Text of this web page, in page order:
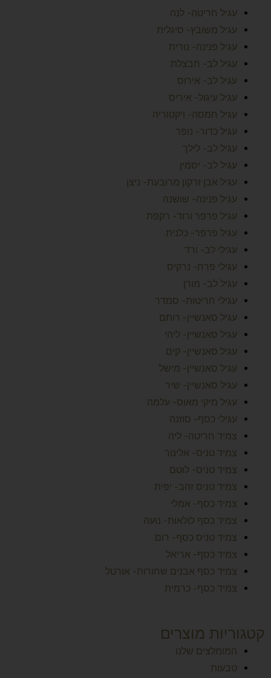
עגיל חריטה- לנה
עגיל משובץ- סיגלית
עגיל פנינה- נורית
עגיל לב- חבצלת
עגיל לב- אירוס
עגיל עיגול- איריס
עגיל חמסה- ויקטוריה
עגיל כדור- נופר
עגיל לב- לילך
עגיל לב- יסמין
עגיל אבן זרקון מרובעת- ניצן
עגיל פנינה- שושנה
עגיל פרפר ורוד- רקפת
עגיל פרפר- כלנית
עגילי לב- ורד
עגילי פרח- נרקיס
עגיל לב- מורן
עגילי חריטות- סמדר
עגיל סאנשיין- רותם
עגיל סאנשיין- ליהי
עגיל סאנשיין- קים
עגיל סאנשיין- מישל
עגיל סאנשיין- שיר
עגיל מיקי מאוס- עלמה
עגילי כסף- סוזנה
צמיד חריטה- ליה
צמיד טניס- אלינור
צמיד טניס- לוטם
צמיד טניס זהב- יפית
צמיד כסף- אמלי
צמיד כסף לולאות- נועה
צמיד טניס כסף- רום
צמיד כסף- אריאל
צמיד כסף אבנים שחורות- אורטל
צמיד כסף- כרמית
קטגוריות מוצרים
המומלצים שלנו
טבעות